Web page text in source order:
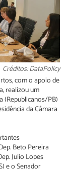
Créditos: DataPolicy
com o apoio de
realizou um
(Republicanos/PB)
da Câmara
Beto Pereira
Julio Lopes
e o Senador